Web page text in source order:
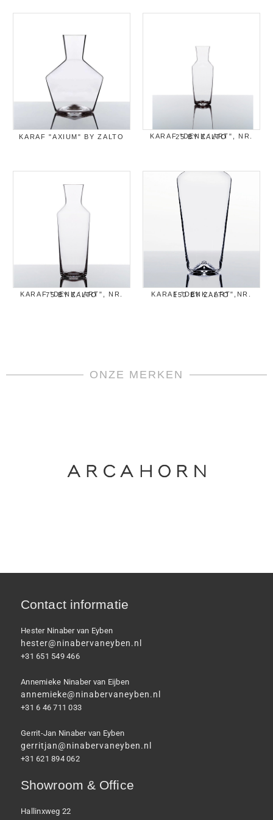
KARAF "AXIUM" BY ZALTO KARAF "DENK ' ART", NR. 25 BY ZALTO
KARAF "DENK ' ART", NR. 75 BY ZALTO KARAF "DENK ' ART",NR. 150 BY ZALTO
ONZE MERKEN
Contact informatie
Hester Ninaber van Eyben
hester@ninabervaneyben.nl
+31 651 549 466
Annemieke Ninaber van Eijben
annemieke@ninabervaneyben.nl
+31 6 46 711 033
Gerrit-Jan Ninaber van Eyben
gerritjan@ninabervaneyben.nl
+31 621 894 062
Showroom & Office
Hallinxweg 22